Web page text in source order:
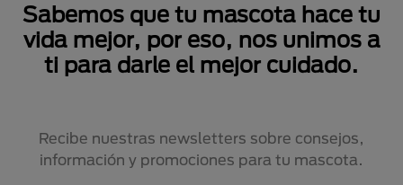
Sabemos que tu mascota hace tu
vida mejor, por eso, nos unimos a
ti para darle el mejor cuidado.
Recibe nuestras newsletters sobre consejos,
información y promociones para tu mascota.